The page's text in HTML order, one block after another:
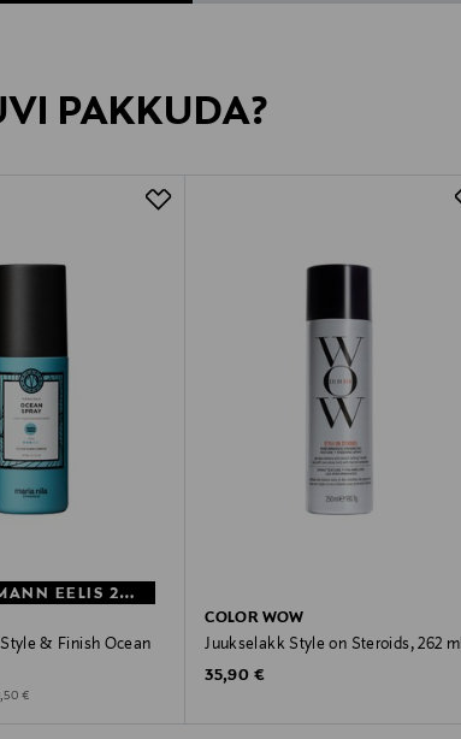
PAKKUDA?
MYSTOCKMANN EELIS 28%
Style & Finish Ocean
Price
€
COLOR WOW
Juukselakk Style on Steroids, 262 ml
Original Price
35,90 €